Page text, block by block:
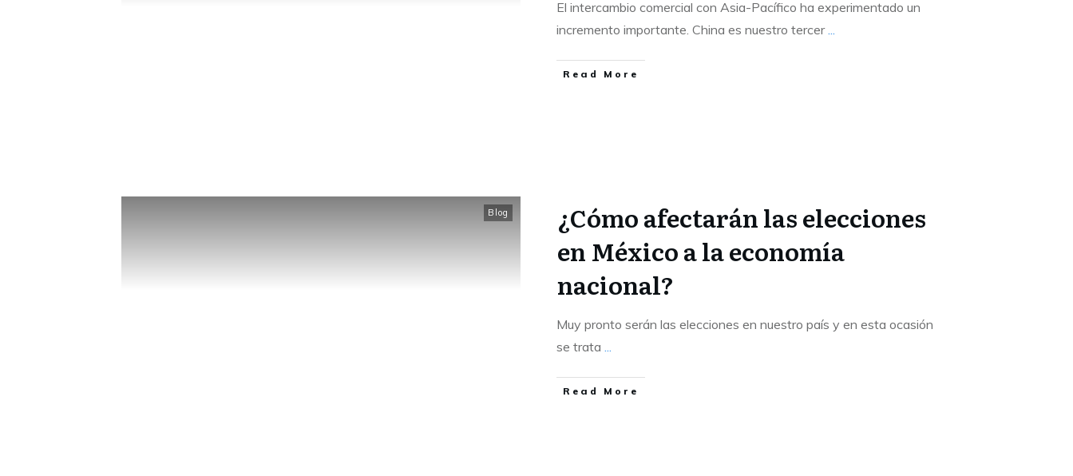
El intercambio comercial con Asia-Pacífico ha experimentado un
incremento importante. China es nuestro tercer...
Read More
Blog
¿Cómo afectarán las elecciones
en México a la economía
nacional?
Muy pronto serán las elecciones en nuestro país y en esta ocasión
se trata ...
Read More